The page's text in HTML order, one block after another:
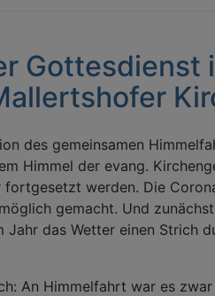
Gottesdienst
des gemeinsamen
Himmel der evang.
fortgesetzt werden. Die
gemacht. Und
Jahr das Wetter einen Strich
An Himmelfahrt war es